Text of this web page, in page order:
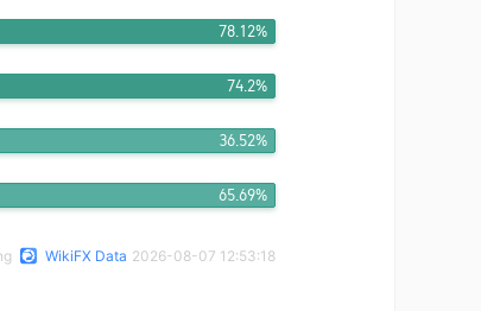
78.12%
74.2%
36.52%
65.69%
WikiFX Data 2026-08-07 12:53:18